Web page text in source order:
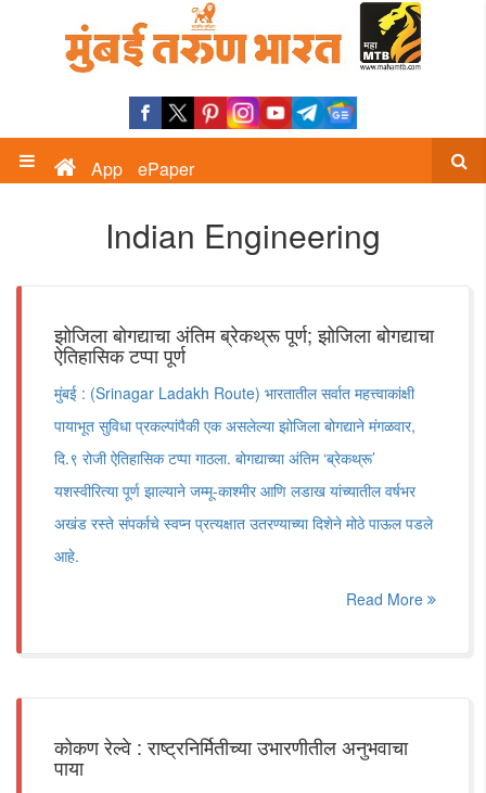
App ePaper
Indian Engineering
झोजिला बोगद्याचा अंतिम ब्रेकथ्रू पूर्ण; झोजिला बोगद्याचा
ऐतिहासिक टप्पा पूर्ण
मुंबई : (Srinagar Ladakh Route) भारतातील सर्वात महत्त्वाकांक्षी
पायाभूत सुविधा प्रकल्पांपैकी एक असलेल्या झोजिला बोगद्याने मंगळवार,
दि.९ रोजी ऐतिहासिक टप्पा गाठला. बोगद्याच्या अंतिम ‘ब्रेकथ्रू’
यशस्वीरित्या पूर्ण झाल्याने जम्मू-काश्मीर आणि लडाख यांच्यातील वर्षभर
अखंड रस्ते संपर्काचे स्वप्न प्रत्यक्षात उतरण्याच्या दिशेने मोठे पाऊल पडले
आहे.
Read More
कोकण रेल्वे : राष्ट्रनिर्मितीच्या उभारणीतील अनुभवाचा
पाया